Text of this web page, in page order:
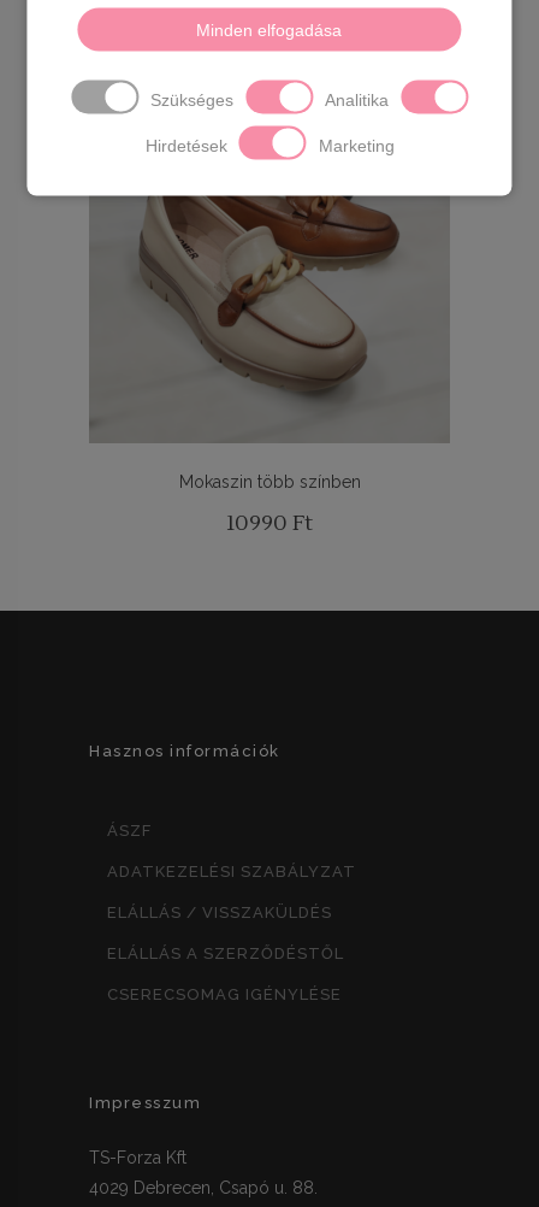
7990Ft
Mokaszin több színben
10990 Ft
Hasznos információk
ÁSZF
ADATKEZELÉSI SZABÁLYZAT
ELÁLLÁS / VISSZAKÜLDÉS
ELÁLLÁS A SZERZŐDÉSTŐL
CSERECSOMAG IGÉNYLÉSE
Impresszum
TS-Forza Kft
4029 Debrecen, Csapó u. 88.
Minden elfogadása
Szükséges Analitika
Hirdetések Marketing